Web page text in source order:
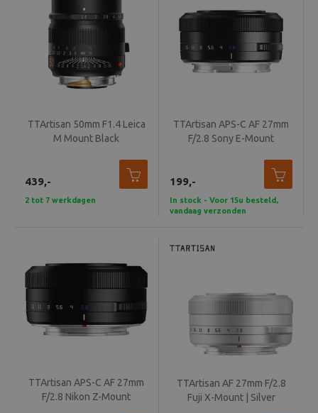
TTArtisan 50mm F1.4 Leica
M Mount Black
439,-
2 tot 7 werkdagen
TTArtisan APS-C AF 27mm
F/2.8 Sony E-Mount
199,-
In stock - Voor 15u besteld,
vandaag verzonden
TTArtisan APS-C AF 27mm
F/2.8 Nikon Z-Mount
TTArtisan AF 27mm F/2.8
Fuji X-Mount | Silver